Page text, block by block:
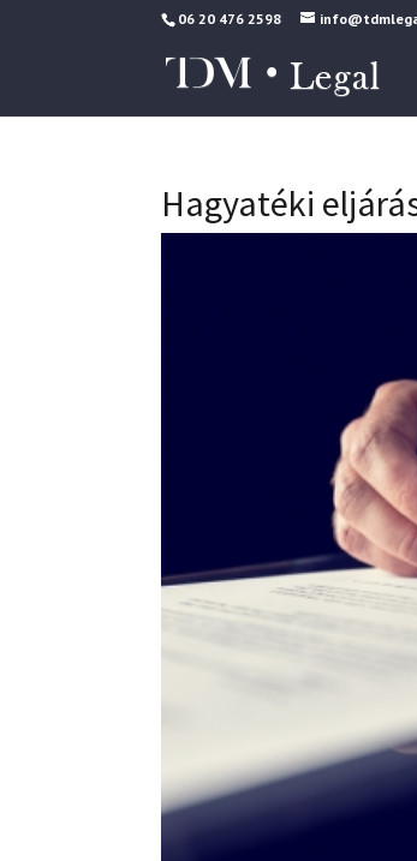
06 20 476 2598
Hagyatéki